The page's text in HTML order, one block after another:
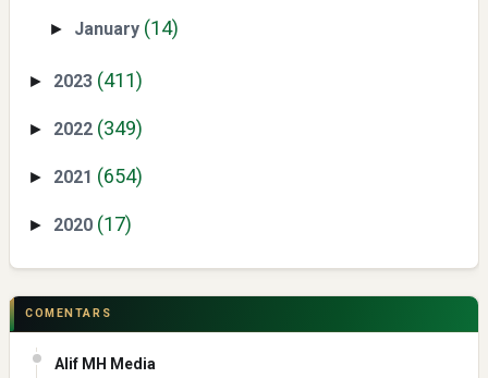
Menyongsong Masa Depan Buruh Indonesia dengan
Yaqut Cholil Qoumas: Inspirasi Kepemimpinan dan
Ketaatan
► January (14)
► 2023 (411)
► 2022 (349)
► 2021 (654)
► 2020 (17)
COMENTARS
Alif MH Media